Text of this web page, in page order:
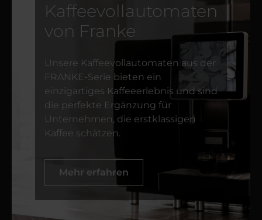
Kaffeevollautomaten
von Franke
Unsere Kaffeevollautomaten aus der
FRANKE-Serie bieten ein
einzigartiges Kaffeeerlebnis und sind
die perfekte Ergänzung für
Unternehmen, die erstklassigen
Kaffee schätzen.
Mehr erfahren